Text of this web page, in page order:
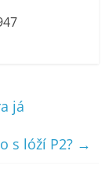
já
s lóží P2? →